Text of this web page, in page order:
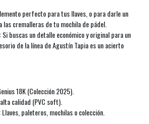
perfecto para tus llaves, o para darle un
cremalleras de tu mochila de pádel.
buscas un detalle económico y original para un
de la línea de Agustín Tapia es un acierto
18K (Colección 2025).
calidad (PVC soft).
paleteros, mochilas o colección.